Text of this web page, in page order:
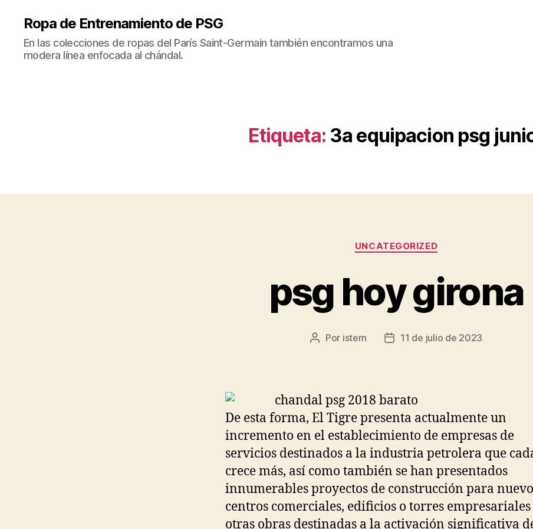
Ropa de Entrenamiento de PSG
En las colecciones de ropas del París Saint-Germain también encontramos una
modera línea enfocada al chándal.
Etiqueta: 3a equipacion psg
Categorías
UNCATEGORIZED
psg hoy girona
Autor
Por istern
Fecha11 de julio de 2023
De esta forma, El Tigre presenta actualmente un
incremento en el establecimiento de empresas de
servicios destinados a la industria petrolera que
crece más, así como también se han presentados
innumerables proyectos de construcción para
centros comerciales, edificios o torres
otras obras destinadas a la activación significativa